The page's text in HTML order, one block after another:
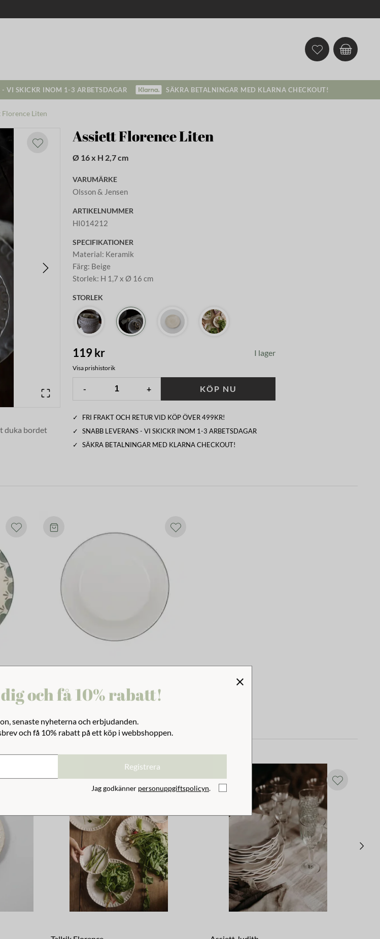
- VI SKICKR INOM 1-3 ARBETSDAGAR SÄKRA BETALNINGAR MED KLARNA CHECKOUT!
Florence Liten
duka bordet
Assiett Florence Liten
Ø 16 x H 2,7 cm
VARUMÄRKE
Olsson & Jensen
ARTIKELNUMMER
HI014212
SPECIFIKATIONER
Material: Keramik
Färg: Beige
Storlek: H 1,7 x Ø 16 cm
STORLEK
119 kr I lager
Visa prishistorik
- + KÖP NU
✓
FRI FRAKT OCH RETUR VID KÖP ÖVER 499KR!
✓
SNABB LEVERANS - VI SKICKR INOM 1-3 ARBETSDAGAR
✓
SÄKRA BETALNINGAR MED KLARNA CHECKOUT!
Tallrik Emils Emalj Offwhite
och få 10% rabatt!
senaste nyheterna och erbjudanden.
och få 10% rabatt på ett köp i webbshoppen.
Registrera
Jag godkänner personuppgiftspolicyn.